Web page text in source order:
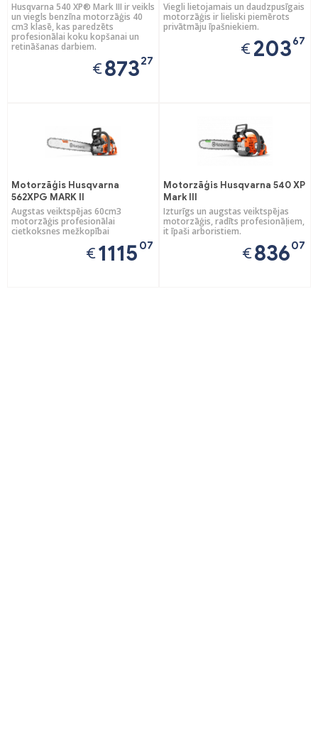
Husqvarna 540 XP® Mark III ir veikls
un viegls benzīna motorzāģis 40
cm3 klasē, kas paredzēts
profesionālai koku kopšanai un
retināšanas darbiem.
€87327
Viegli lietojamais un daudzpusīgais
motorzāģis ir lieliski piemērots
privātmāju īpašniekiem.
€20367
Motorzāģis Husqvarna
562XPG MARK II
Augstas veiktspējas 60cm3
motorzāģis profesionālai
cietkoksnes mežkopībai
€1115 07
Motorzāģis Husqvarna 540 XP
Mark III
Izturīgs un augstas veiktspējas
motorzāģis, radīts profesionāļiem,
it īpaši arboristiem.
€83607